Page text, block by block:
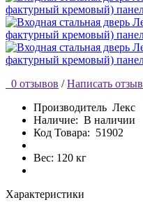
0 отзывов / Написать отзыв
Производитель Лекс
Наличие: В наличии
Код Товара: 51902
Вес: 120 кг
Характеристики